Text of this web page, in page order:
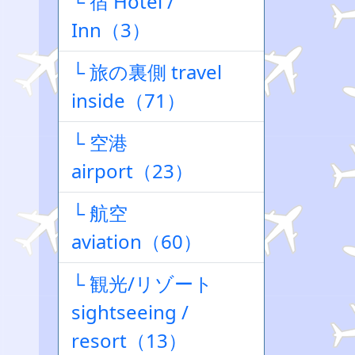
Inn（3）
└ 旅の裏側 travel
inside（71）
└ 空港
airport（23）
└ 航空
aviation（60）
└ 観光/リゾート
sightseeing /
resort（13）